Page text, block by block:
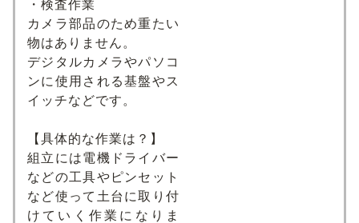
・検査作業
カメラ部品のため重たい
物はありません。
デジタルカメラやパソコ
ンに使用される基盤やス
イッチなどです。
【具体的な作業は？】
組立には電機ドライバー
などの工具やピンセット
など使って土台に取り付
けていく作業になりま